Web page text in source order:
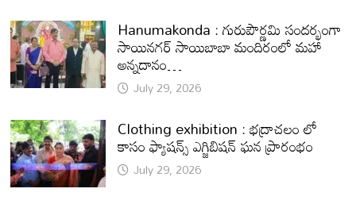
Hanumakonda : గురుపౌర్ణమి సందర్భంగా
సాయినగర్‌ సాయిబాబా మందిరంలో మహా
అన్నదానం…
July 29, 2026
Clothing exhibition : భద్రాచలం లో
కాసం ఫ్యాషన్స్ ఎగ్జిబిషన్ ఘన ప్రారంభం
July 29, 2026